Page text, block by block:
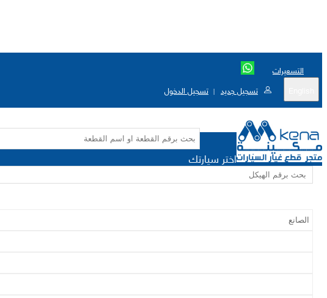
التسعيرات
تسجيل جديد | تسجيل الدخول
اختر سيارتك